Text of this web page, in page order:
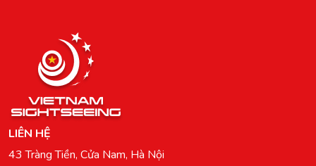
LIÊN HỆ
43 Tràng Tiền, Cửa Nam, Hà Nội